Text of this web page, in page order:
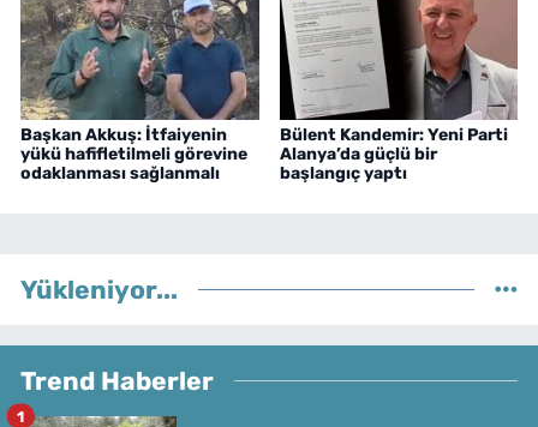
Başkan Akkuş: İtfaiyenin
yükü hafifletilmeli görevine
odaklanması sağlanmalı
Bülent Kandemir: Yeni Parti
Alanya’da güçlü bir
başlangıç yaptı
Yükleniyor...
Trend Haberler
1